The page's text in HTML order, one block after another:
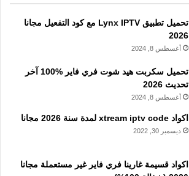
تحميل تطبيق Lynx IPTV مع كود التفعيل مجانا
2026
أغسطس 8, 2024
تحميل سكربت هيد شوت فري فاير %100 آخر
تحديث 2026
أغسطس 8, 2024
اكواد xtream iptv code لمدة سنة 2026 مجانا
ديسمبر 30, 2022
اكواد قسيمة غارينا فري فاير غير مستعملة مجانا